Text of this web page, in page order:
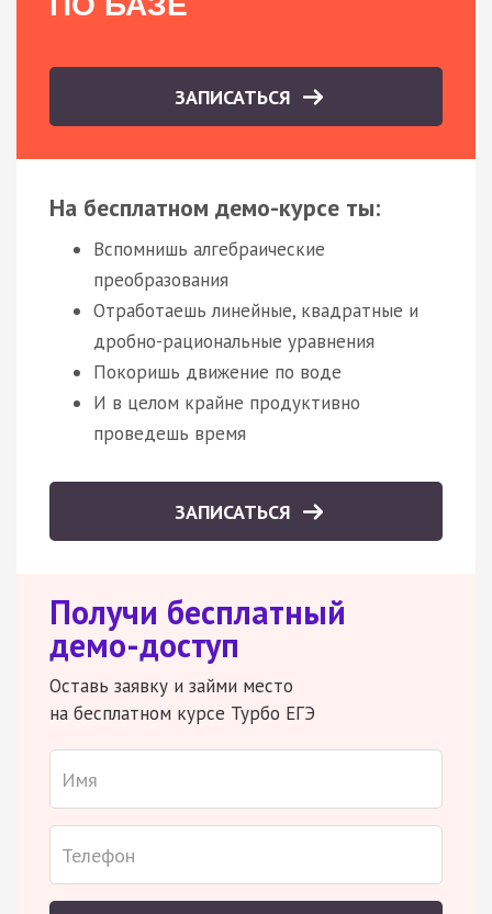
ЗАПИСАТЬСЯ
На бесплатном демо-курсе ты:
Вспомнишь алгебраические
преобразования
Отработаешь линейные, квадратные и
дробно-рациональные уравнения
Покоришь движение по воде
И в целом крайне продуктивно
проведешь время
ЗАПИСАТЬСЯ
Получи бесплатный
демо-доступ
Оставь заявку и займи место
на бесплатном курсе Турбо ЕГЭ